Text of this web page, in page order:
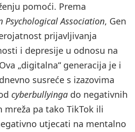
pomoći. Prema
Psychological Association, Gen
prijavljivanja
i depresije u odnosu na
„digitalna“ generacija je i
susreće s izazovima
cyberbullyinga do negativnih
pa tako TikTok ili
utjecati na mentalno